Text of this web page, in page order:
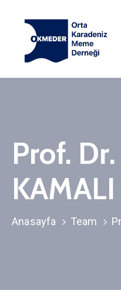
Anasayfa
Hakkımızda
Prof.
Anasayfa Team